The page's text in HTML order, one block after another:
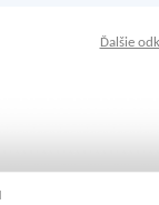
Ďalšie